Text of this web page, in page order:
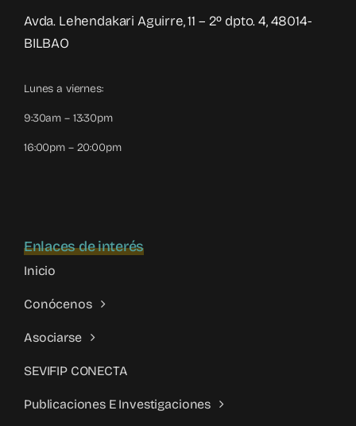
Avda. Lehendakari Aguirre, 11 – 2º dpto. 4, 48014-
BILBAO
Lunes a viernes:
9:30am – 13:30pm
16:00pm – 20:00pm
Enlaces de interés
Inicio
Conócenos
Asociarse
SEVIFIP CONECTA
Publicaciones E Investigaciones